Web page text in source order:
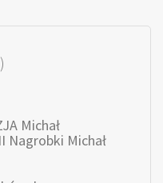
Michał
Nagrobki Michał